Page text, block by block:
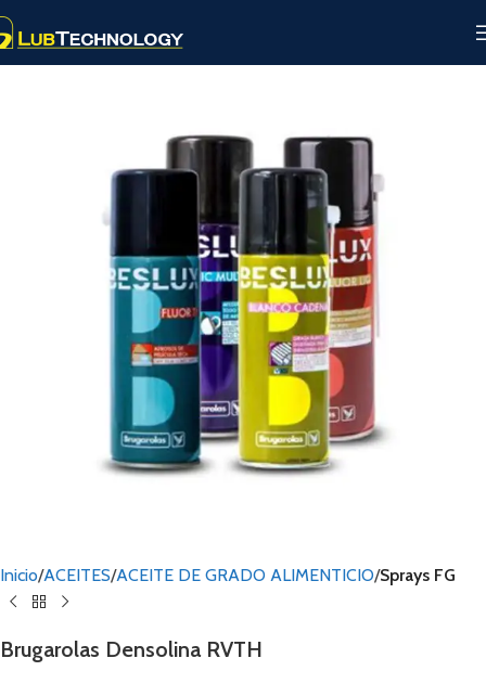
Inicio ACEITES ACEITE DE GRADO ALIMENTICIO Sprays FG
Brugarolas Densolina RVTH